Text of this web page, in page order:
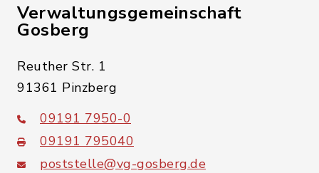
Verwaltungsgemeinschaft
Gosberg
Reuther Str. 1
91361 Pinzberg
09191 7950-0
09191 795040
poststelle@vg-gosberg.de